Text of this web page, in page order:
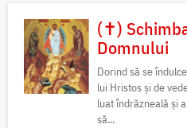
(✝)
Domnului
Dorind să se
lui Hristos și de
luat îndrăzneală și
să...